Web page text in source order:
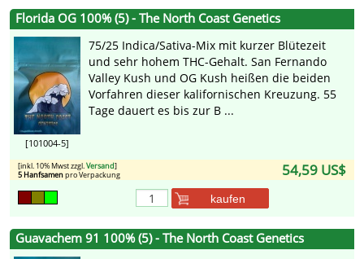
Florida OG 100% (5) - The North Coast Genetics
[101004-5]
75/25 Indica/Sativa-Mix mit kurzer Blütezeit
und sehr hohem THC-Gehalt. San Fernando
Valley Kush und OG Kush heißen die beiden
Vorfahren dieser kalifornischen Kreuzung. 55
Tage dauert es bis zur B ...
54,59 US$
[inkl. 10% Mwst zzgl.Versand]
5 Hanfsamenpro Verpackung
kaufen
Guavachem 91 100% (5) - The North Coast Genetics